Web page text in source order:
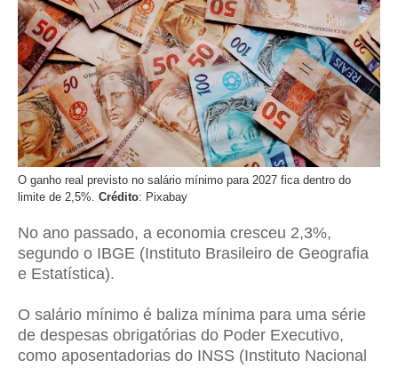
O ganho real previsto no salário mínimo para 2027 fica dentro do
limite de 2,5%. Crédito: Pixabay
No ano passado, a economia cresceu 2,3%,
segundo o IBGE (Instituto Brasileiro de Geografia
e Estatística).
O salário mínimo é baliza mínima para uma série
de despesas obrigatórias do Poder Executivo,
como aposentadorias do INSS (Instituto Nacional